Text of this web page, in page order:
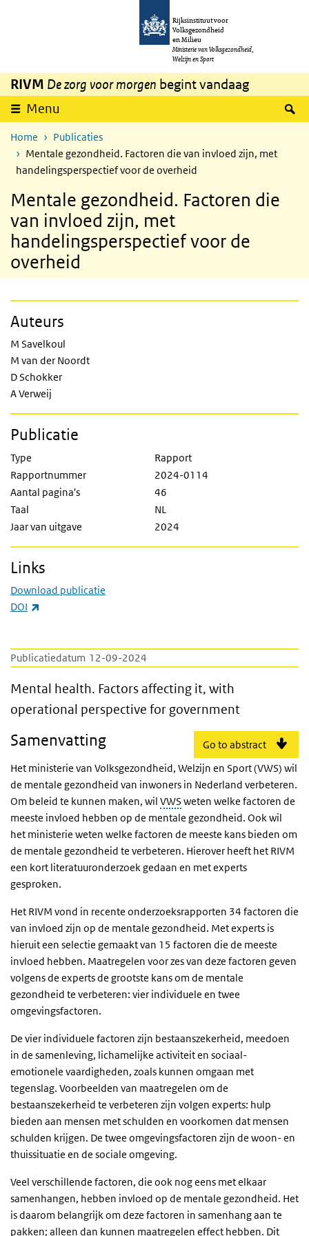
Overslaan en naar de inhoud gaan
Rijksinstituut voor
Volksgezondheid
en Milieu
Ministerie van Volksgezondheid,
Welzijn en Sport
RIVM De zorg voor morgen begint vandaag
Menu
Home
Publicaties
Mentale gezondheid. Factoren die van invloed zijn, met
handelingsperspectief voor de overheid
Mentale gezondheid. Factoren die
van invloed zijn, met
handelingsperspectief voor de
overheid
Publicatiedatum 12-09-2024
Mental health. Factors affecting it, with
Mental health. Factors affecting it, with
operational perspective for government
Go to abstract
Samenvatting
Het ministerie van Volksgezondheid, Welzijn en Sport (VWS) wil
de mentale gezondheid van inwoners in Nederland verbeteren.
Om beleid te kunnen maken, wil VWS weten welke factoren de
meeste invloed hebben op de mentale gezondheid. Ook wil
het ministerie weten welke factoren de meeste kans bieden om
de mentale gezondheid te verbeteren. Hierover heeft het RIVM
een kort literatuuronderzoek gedaan en met experts
gesproken.
Het RIVM vond in recente onderzoeksrapporten 34 factoren die
van invloed zijn op de mentale gezondheid. Met experts is
hieruit een selectie gemaakt van 15 factoren die de meeste
invloed hebben. Maatregelen voor zes van deze factoren geven
volgens de experts de grootste kans om de mentale
gezondheid te verbeteren: vier individuele en twee
omgevingsfactoren.
De vier individuele factoren zijn bestaanszekerheid, meedoen
in de samenleving, lichamelijke activiteit en sociaal-
emotionele vaardigheden, zoals kunnen omgaan met
tegenslag. Voorbeelden van maatregelen om de
bestaanszekerheid te verbeteren zijn volgen experts: hulp
bieden aan mensen met schulden en voorkomen dat mensen
schulden krijgen. De twee omgevingsfactoren zijn de woon- en
thuissituatie en de sociale omgeving.
Veel verschillende factoren, die ook nog eens met elkaar
samenhangen, hebben invloed op de mentale gezondheid. Het
is daarom belangrijk om deze factoren in samenhang aan te
pakken; alleen dan kunnen maatregelen effect hebben. Dit
Auteurs
M Savelkoul
M van der Noordt
D Schokker
A Verweij
Publicatie
Type
Rapport
Rapportnummer
2024-0114
Aantal pagina's
46
Taal
NL
Jaar van uitgave
2024
Links
Download publicatie
DOI